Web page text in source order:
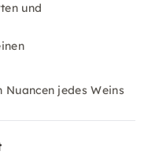
und
jedes Weins